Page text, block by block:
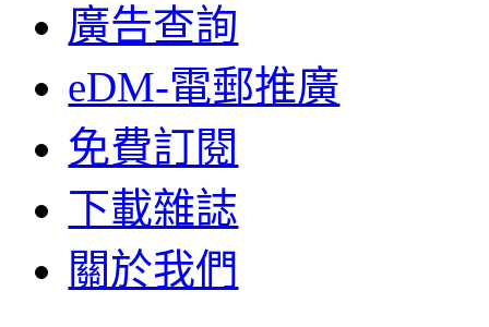
廣告查詢
eDM-電郵推廣
免費訂閱
下載雜誌
關於我們